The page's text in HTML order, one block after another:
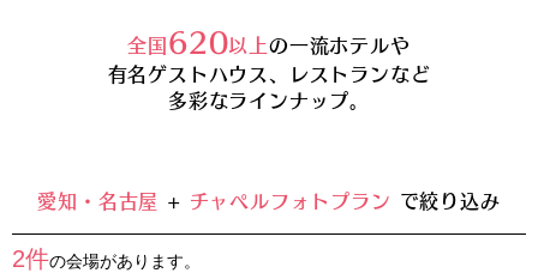
全国620以上の一流ホテルや
有名ゲストハウス、レストランなど
多彩なラインナップ。
愛知・名古屋 + チャペルフォトプラン で絞り込み
2件の会場があります。